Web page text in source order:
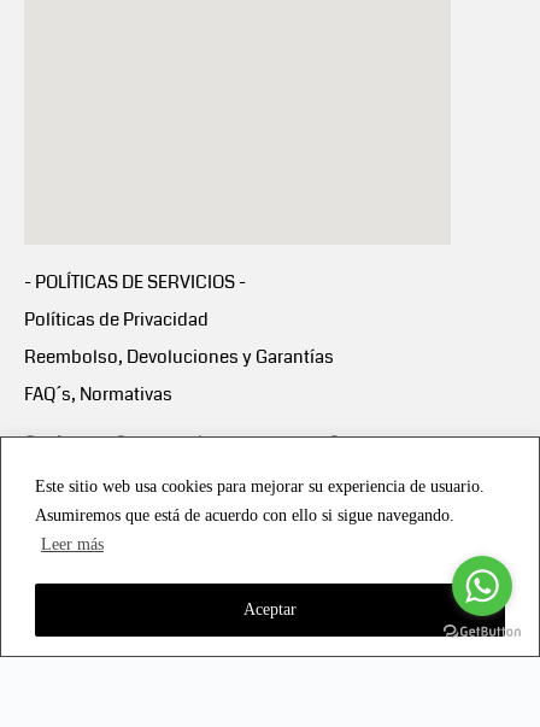
Este sitio web usa cookies para mejorar su experiencia de usuario.
Asumiremos que está de acuerdo con ello si sigue navegando.
Leer más
Aceptar
- POLÍTICAS DE SERVICIOS -
Políticas de Privacidad
Reembolso, Devoluciones y Garantías
FAQ´s, Normativas
Scalapay:Compra ahora y paga en 3 cuotas
Scalapay Política Privacidad
Copyright © 2021 all rights reserved - Vialmotor